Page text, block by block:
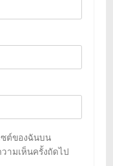
ซต์ของฉันบน
ามเห็นครั้งถัดไป